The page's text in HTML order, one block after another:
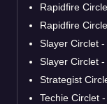
Rapidfire
Rapidfire
Slayer Circlet
Slayer Circlet
Strategist
Techie Circlet